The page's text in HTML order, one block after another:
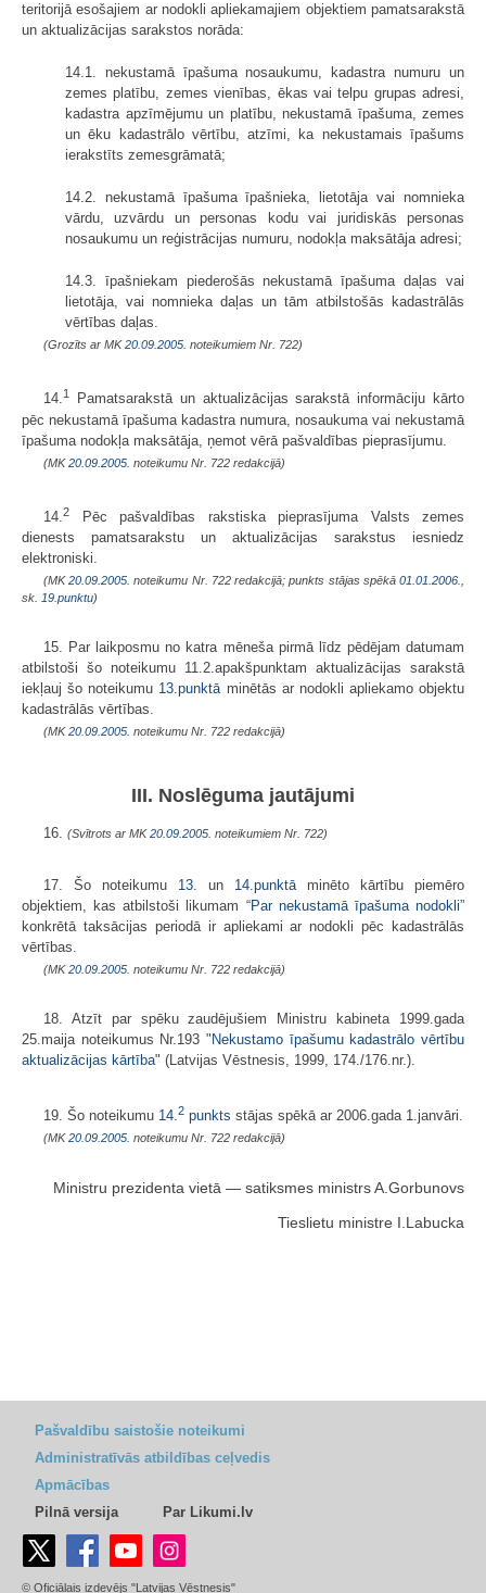
teritorijā esošajiem ar nodokli apliekamajiem objektiem pamatsarakstā
un aktualizācijas sarakstos norāda:
14.1. nekustamā īpašuma nosaukumu, kadastra numuru un
zemes platību, zemes vienības, ēkas vai telpu grupas adresi,
kadastra apzīmējumu un platību, nekustamā īpašuma, zemes
un ēku kadastrālo vērtību, atzīmi, ka nekustamais īpašums
ierakstīts zemesgrāmatā;
14.2. nekustamā īpašuma īpašnieka, lietotāja vai nomnieka
vārdu, uzvārdu un personas kodu vai juridiskās personas
nosaukumu un reģistrācijas numuru, nodokļa maksātāja adresi;
14.3. īpašniekam piederošās nekustamā īpašuma daļas vai
lietotāja, vai nomnieka daļas un tām atbilstošās kadastrālās
vērtības daļas.
(Grozīts ar MK20.09.2005. noteikumiem Nr. 722)
14.1
Pamatsarakstā un aktualizācijas sarakstā informāciju kārto
pēc nekustamā īpašuma kadastra numura, nosaukuma vai nekustamā
īpašuma nodokļa maksātāja, ņemot vērā pašvaldības pieprasījumu.
(MK20.09.2005. noteikumu Nr. 722 redakcijā)
14. 2
Pēc pašvaldības rakstiska pieprasījuma Valsts zemes
dienests pamatsarakstu un aktualizācijas sarakstus iesniedz
elektroniski.
(MK20.09.2005. noteikumu Nr. 722 redakcijā; punkts stājas spēkā01.01.2006.
sk. 19.punktu)
15. Par laikposmu no katra mēneša pirmā līdz pēdējam datumam
atbilstoši šo noteikumu 11.2.apakšpunktam aktualizācijas sarakstā
iekļauj šo noteikumu 13.punktā minētās ar nodokli apliekamo objektu
kadastrālās vērtības.
(MK20.09.2005. noteikumu Nr. 722 redakcijā)
III. Noslēguma jautājumi
16. (Svītrots ar MK20.09.2005. noteikumiem Nr. 722)
17. Šo noteikumu 13. un 14.punktā minēto kārtību piemēro
objektiem, kas atbilstoši likumam “Par nekustamā īpašuma nodokli”
konkrētā taksācijas periodā ir apliekami ar nodokli pēc kadastrālās
vērtības.
(MK20.09.2005. noteikumu Nr. 722 redakcijā)
18. Atzīt par spēku zaudējušiem Ministru kabineta 1999.gada
25.maija noteikumus Nr.193 "Nekustamo īpašumu kadastrālo vērtību
aktualizācijas kārtība" (Latvijas Vēstnesis, 1999, 174./176.nr.).
19. Šo noteikumu 14. 2 punkts stājas spēkā ar 2006.gada 1.janvāri.
(MK20.09.2005. noteikumu Nr. 722 redakcijā)
Ministru prezidenta vietā — satiksmes ministrs A.Gorbunovs
Tieslietu ministre I.Labucka
Pašvaldību saistošie noteikumi
Administratīvās atbildības ceļvedis
Apmācības
Pilnā versija
Par Likumi.lv
© Oficiālais izdevējs "Latvijas Vēstnesis"